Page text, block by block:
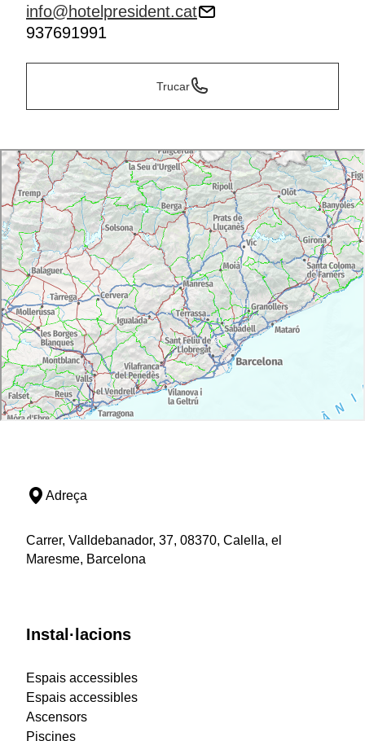
info@hotelpresident.cat
937691991
Trucar
Adreça
Carrer, Valldebanador, 37, 08370, Calella, el
Maresme, Barcelona
Instal·lacions
Espais accessibles
Espais accessibles
Ascensors
Piscines